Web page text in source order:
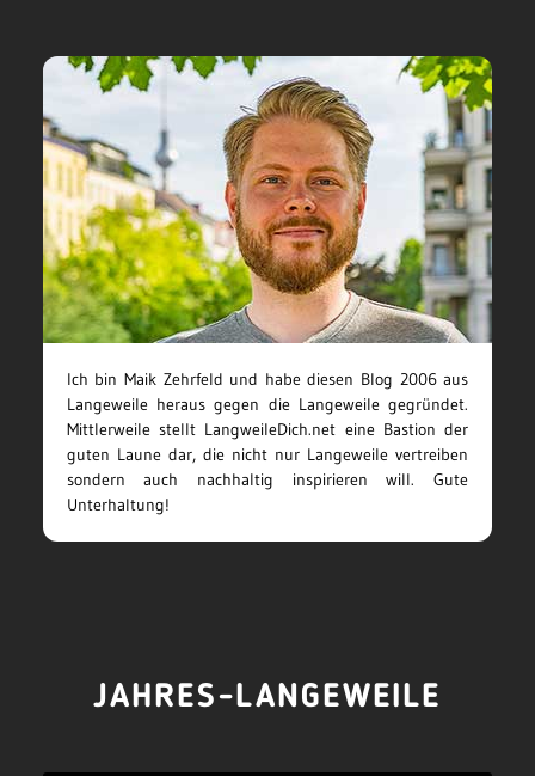
Ich bin Maik Zehrfeld und habe diesen Blog 2006 aus
Langeweile heraus gegen die Langeweile gegründet.
Mittlerweile stellt LangweileDich.net eine Bastion der
guten Laune dar, die nicht nur Langeweile vertreiben
sondern auch nachhaltig inspirieren will. Gute
Unterhaltung!
JAHRES-LANGEWEILE